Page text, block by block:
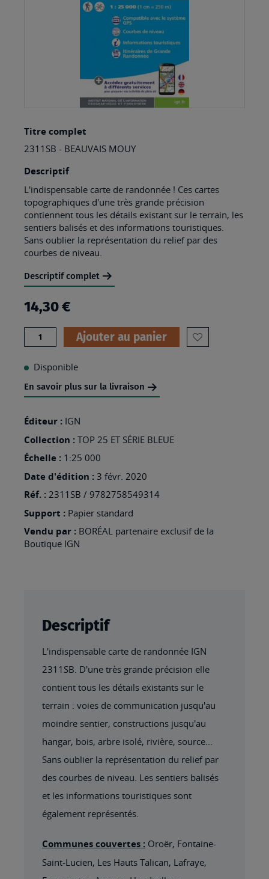
to
the
beginning
of
the
images
gallery
Titre complet
2311SB - BEAUVAIS MOUY
Descriptif
L'indispensable carte de randonnée ! Ces cartes
topographiques d'une très grande précision
contiennent tous les détails existant sur le terrain, les
sentiers balisés et des informations touristiques.
Sans oublier la représentation du relief par des
courbes de niveau.
Descriptif complet
14,30 €
Quantité Ajouter au panier
AJOUTER
Disponible
En savoir plus sur la livraison
Éditeur : IGN
Collection : TOP 25 ET SÉRIE BLEUE
Échelle : 1:25 000
Date d'édition : 3 févr. 2020
Réf. : 2311SB / 9782758549314
Support : Papier standard
Vendu par : BORÉAL partenaire exclusif de la
Boutique IGN
Descriptif
L'indispensable carte de randonnée IGN
2311SB. D'une très grande précision elle
contient tous les détails existants sur le
terrain : voies de communication jusqu'au
moindre sentier, constructions jusqu'au
hangar, bois, arbre isolé, rivière, source...
Sans oublier la représentation du relief par
des courbes de niveau. Les sentiers balisés
et les informations touristiques sont
également représentés.
Communes couvertes : Oroër, Fontaine-
Saint-Lucien, Les Hauts Talican, Lafraye,